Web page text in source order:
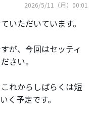
2026/5/11（月）00:01
いただいています。
が、今回はセッティ
さい。
れからしばらくは短
く予定です。